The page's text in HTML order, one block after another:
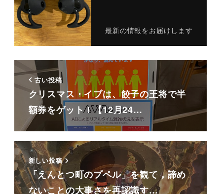
最新の情報をお届けします
古い投稿
クリスマス・イブは、餃子の王将で半
額券をゲット！【12月24…
新しい投稿
「えんとつ町のプペル」を観て，諦め
ないことの大事さを再認識す…